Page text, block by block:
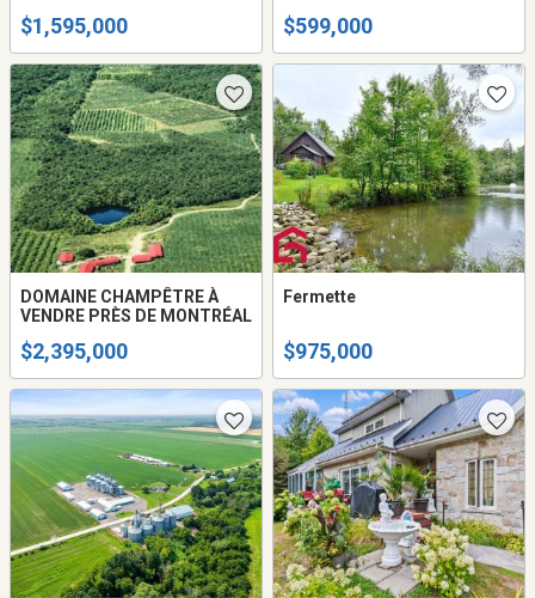
$1,595,000 $599,000
DOMAINE CHAMPÊTRE À
VENDRE PRÈS DE MONTRÉAL
$2,395,000
Fermette
$975,000